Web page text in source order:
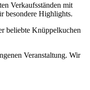
Verkaufsständen mit
besondere Highlights.
beliebte Knüppelkuchen
Veranstaltung. Wir